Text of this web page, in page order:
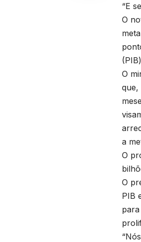
“E
O
O
que,
a
O
O
PIB